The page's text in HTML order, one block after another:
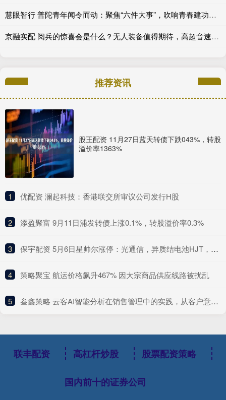
慧眼智行 普陀青年闻令而动：聚焦“六件大事”，吹响青春建功集结号
京融实配 阅兵的惊喜会是什么？无人装备值得期待，高超音速导弹或一鸣惊人_射程_技术_发动机
推荐资讯
股王配资 11月27日蓝天转债下跌043%，转股
溢价率1363%
1 ​优配资 澜起科技：香港联交所审议公司发行H股
2 ​添盈聚富 9月11日浦发转债上涨0.1%，转股溢价率0.3%
3 ​保宇配资 5月6日星帅尔涨停：光通信，异质结电池HJT，5G概念热股
4 ​策略聚宝 航运价格飙升467% 因大宗商品供应线路被扰乱
5 ​叁鑫策略 云客AI智能分析在销售管理中的实践，从客户意向识别到员工行为质检的自动化落地
联丰配资 高杠杆炒股 股票配资策略
国内前十的证券公司